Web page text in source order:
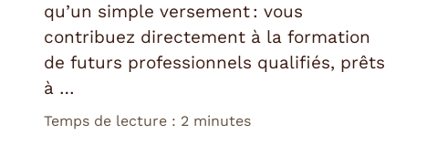
qu’un simple versement : vous
contribuez directement à la formation
de futurs professionnels qualifiés, prêts
à …
Temps de lecture : 2 minutes